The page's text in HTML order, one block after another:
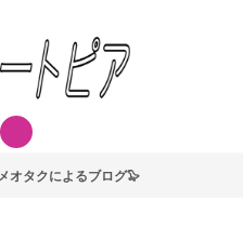
オタクによるブログ🦭